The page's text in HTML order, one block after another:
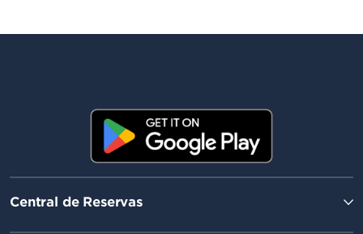
Central de Reservas